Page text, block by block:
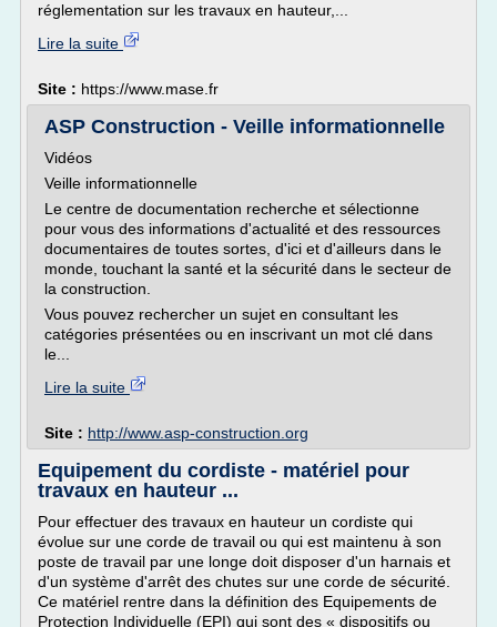
réglementation sur les travaux en hauteur,...
Lire la suite
Site : https://www.mase.fr
ASP Construction - Veille informationnelle
Vidéos
Veille informationnelle
Le centre de documentation recherche et sélectionne
pour vous des informations d'actualité et des ressources
documentaires de toutes sortes, d'ici et d'ailleurs dans le
monde, touchant la santé et la sécurité dans le secteur de
la construction.
Vous pouvez rechercher un sujet en consultant les
catégories présentées ou en inscrivant un mot clé dans
le...
Lire la suite
Site : http://www.asp-construction.org
Equipement du cordiste - matériel pour
travaux en hauteur ...
Pour effectuer des travaux en hauteur un cordiste qui
évolue sur une corde de travail ou qui est maintenu à son
poste de travail par une longe doit disposer d'un harnais et
d'un système d'arrêt des chutes sur une corde de sécurité.
Ce matériel rentre dans la définition des Equipements de
Protection Individuelle (EPI) qui sont des « dispositifs ou